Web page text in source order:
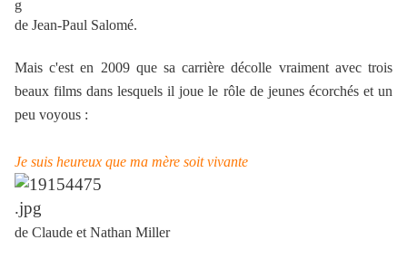
de Jean-Paul Salomé.
Mais c'est en 2009 que sa carrière décolle vraiment avec trois
beaux films dans lesquels il joue le rôle de jeunes écorchés et un
peu voyous :
Je suis heureux que ma mère soit vivante
de Claude et Nathan Miller